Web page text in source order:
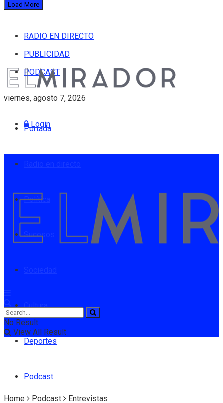
Load More
RADIO EN DIRECTO
PUBLICIDAD
PODCAST
viernes, agosto 7, 2026
Login
Portada
Política
Sucesos
Cultura
Deportes
Podcast
No Result
View All Result
Home Podcast Entrevistas